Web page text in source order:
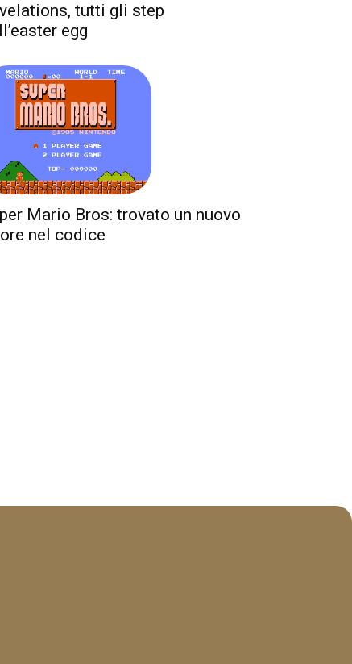
tutti gli step
egg
Mario Bros: trovato un nuovo
nel codice